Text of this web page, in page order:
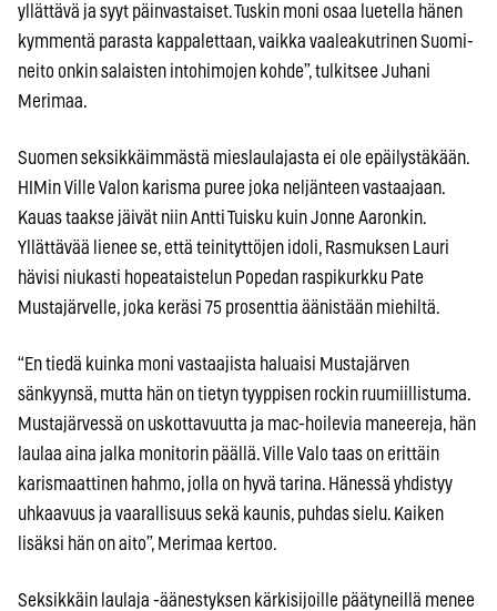
yllättävä ja syyt päinvastaiset. Tuskin moni osaa luetella hänen
kymmentä parasta kappalettaan, vaikka vaaleakutrinen Suomi-
neito onkin salaisten intohimojen kohde”, tulkitsee Juhani
Merimaa.
Suomen seksikkäimmästä mieslaulajasta ei ole epäilystäkään.
HIMin Ville Valon karisma puree joka neljänteen vastaajaan.
Kauas taakse jäivät niin Antti Tuisku kuin Jonne Aaronkin.
Yllättävää lienee se, että teinityttöjen idoli, Rasmuksen Lauri
hävisi niukasti hopeataistelun Popedan raspikurkku Pate
Mustajärvelle, joka keräsi 75 prosenttia äänistään miehiltä.
“En tiedä kuinka moni vastaajista haluaisi Mustajärven
sänkyynsä, mutta hän on tietyn tyyppisen rockin ruumiillistuma.
Mustajärvessä on uskottavuutta ja mac-hoilevia maneereja, hän
laulaa aina jalka monitorin päällä. Ville Valo taas on erittäin
karismaattinen hahmo, jolla on hyvä tarina. Hänessä yhdistyy
uhkaavuus ja vaarallisuus sekä kaunis, puhdas sielu. Kaiken
lisäksi hän on aito”, Merimaa kertoo.
Seksikkäin laulaja -äänestyksen kärkisijoille päätyneillä menee